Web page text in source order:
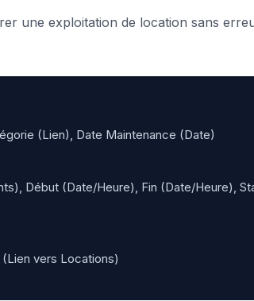
une exploitation de location sans
(Lien), Date Maintenance (Date)
Début (Date/Heure), Fin (Date/Heure),
vers Locations)